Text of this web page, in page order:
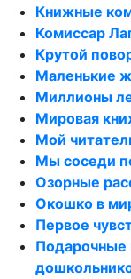
Книжные
Комиссар
Крутой
Маленькие
Миллионы
Мировая
Мой
Мы соседи
Озорные
Окошко в
Первое